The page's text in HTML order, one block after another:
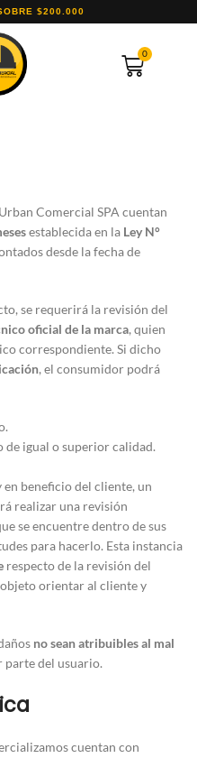
$200.000
0
Comercial SPA cuentan
establecida en la Ley N°
desde la fecha de
se requerirá la revisión del
oficial de la marca, quien
correspondiente. Si dicho
, el consumidor podrá
igual o superior calidad.
beneficio del cliente, un
realizar una revisión
se encuentre dentro de sus
para hacerlo. Esta instancia
respecto de la revisión del
orientar al cliente y
no sean atribuibles al mal
parte del usuario.
cuentan con